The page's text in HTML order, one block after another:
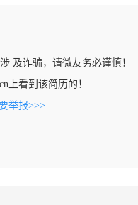
及诈骗，请微友务必谨慎！
上看到该简历的！
举报>>>